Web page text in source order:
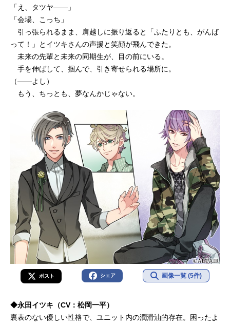
「え、タツヤ——」
「会場、こっち」
引っ張られるまま、肩越しに振り返ると「ふたりとも、がんば
って！」とイツキさんの声援と笑顔が飛んできた。
未来の先輩と未来の同期生が、目の前にいる。
手を伸ばして、掴んで、引き寄せられる場所に。
（——よし）
もう、ちっとも、夢なんかじゃない。
ポスト シェア 画像一覧 (5件)
◆永田イツキ（CV：松岡一平）
裏表のない優しい性格で、ユニット内の潤滑油的存在。困ったよ